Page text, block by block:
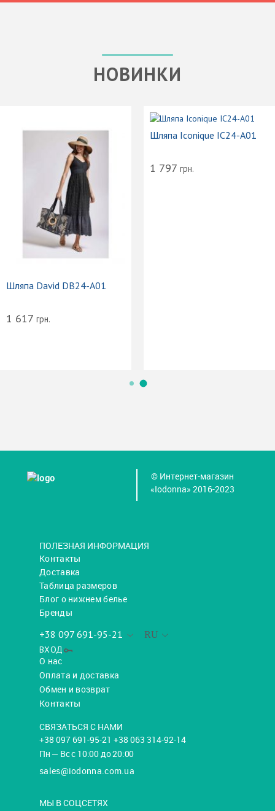
НОВИНКИ
Шляпа David DB24-A01
1 617 грн.
Шляпа Iconique IC24-A01
1 797 грн.
© Интернет-магазин
«Iodonna» 2016-2023
ПОЛЕЗНАЯ ИНФОРМАЦИЯ
Контакты
Доставка
Таблица размеров
Блог о нижнем белье
Бренды
RU
+38 097 691-95-21
ВХОД
О нас
Оплата и доставка
Обмен и возврат
Контакты
СВЯЗАТЬСЯ С НАМИ
+38 097 691-95-21 +38 063 314-92-14
Пн — Вс с 10:00 до 20:00
sales@iodonna.com.ua
МЫ В СОЦСЕТЯХ